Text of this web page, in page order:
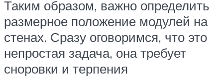
Таким образом, важно определить
размерное положение модулей на
стенах. Сразу оговоримся, что это
непростая задача, она требует
сноровки и терпения